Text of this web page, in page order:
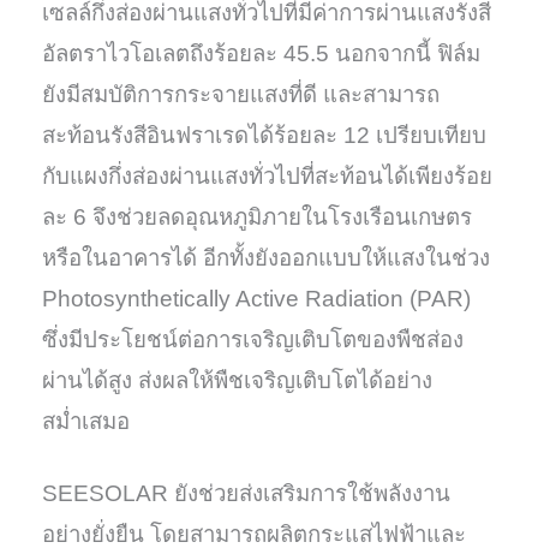
เซลล์กึ่งส่องผ่านแสงทั่วไปที่มีค่าการผ่านแสงรังสี
อัลตราไวโอเลตถึงร้อยละ 45.5 นอกจากนี้ ฟิล์ม
ยังมีสมบัติการกระจายแสงที่ดี และสามารถ
สะท้อนรังสีอินฟราเรดได้ร้อยละ 12 เปรียบเทียบ
กับแผงกึ่งส่องผ่านแสงทั่วไปที่สะท้อนได้เพียงร้อย
ละ 6 จึงช่วยลดอุณหภูมิภายในโรงเรือนเกษตร
หรือในอาคารได้ อีกทั้งยังออกแบบให้แสงในช่วง
Photosynthetically Active Radiation (PAR)
ซึ่งมีประโยชน์ต่อการเจริญเติบโตของพืชส่อง
ผ่านได้สูง ส่งผลให้พืชเจริญเติบโตได้อย่าง
สม่ำเสมอ
SEESOLAR ยังช่วยส่งเสริมการใช้พลังงาน
อย่างยั่งยืน โดยสามารถผลิตกระแสไฟฟ้าและ